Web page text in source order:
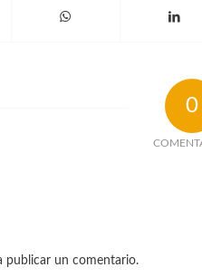
0
publicar un comentario.